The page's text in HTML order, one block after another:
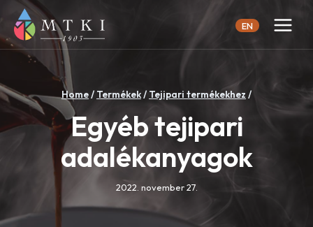
content
EN
Home/ Termékek/ Tejipari termékekhez /
Egyéb tejipari
adalékanyagok
2022. november 27.